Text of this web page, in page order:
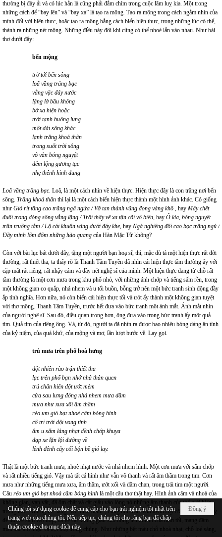
thường bị đày ải và có lúc hẳn là cũng phải đắm chìm trong cuộc lâm luỵ kia. Một trong
những cách để “bay lên” và “bay xa” là tạo ra mộng. Tạo ra mộng trong cách ngắm nhìn của
mình đối với hiện thực, hoặc tạo ra mộng bằng cách biến hiện thực, trong những lúc có thể,
thành ra những nét mộng. Những điều này đôi khi cũng có thể nhoè lẫn vào nhau. Như bài
thơ dưới đây:
bến mộng
trờ tới bến sông
loã vầng trăng bạc
vằng vặc đáy nước
lặng lờ bầu không
bờ xa hiện hoặc
trời tạnh buông lung
một dải sông khác
lạnh trăng khoả thân
trong suốt trời sông
vô vàn bóng nguyệt
đêm lộng gương tạc
nhẹ thênh hình dung
Loã vầng trăng bạc. Loã, là một cách nhìn về hiện thực. Hiện thực đây là con trăng nơi bến
sông. Trăng khoả thân thì lại là một cách biến hiện thực thành một hình ảnh khác. Có giống
như Gió rít tầng cao trăng ngã ngửa / Vỡ tan thành vũng đọng vàng khô , hay Mây chết
đuối trong dòng sông vắng lặng / Trôi thây về xa tận cõi vô biên, hay Ô kìa, bóng nguyệt
trần truồng tắm / Lộ cái khuôn vàng dưới đáy khe, hay Ngả nghiêng đồi cao bọc trăng ngủ /
Đầy mình lốm đốm những hào quang của Hàn Mặc Tử không?
Còn với bài lục bát dưới đây, tặng một người bạn hoạ sĩ, thì, mặc dù tả một hiện thực rất đời
thường, rất thiết tha, ta thấy rõ là Thanh Tâm Tuyền đã nhìn cái hiện thực tầm thường ấy với
cặp mắt rất riêng, rất nhậy cảm và đầy nét nghệ sĩ của mình. Một hiện thực đang từ chỗ rất
tầm thường là một cơn mưa trong khu phố nhỏ, với những ánh chớp và tiếng sấm rền, trong
một không gian co quắp, nhá nhem và u tối buồn, bỗng trở nên một bức tranh sinh động đầy
ắp tình nghĩa. Hơn nữa, nó còn biến cái hiện thực tối và ướt ấy thành một không gian tuyệt
vời thơ mộng. Thanh Tâm Tuyền, trước hết đưa vào bức tranh một ánh mắt. Ánh mắt nhìn
của người nghệ sĩ. Sau đó, điều quan trọng hơn, ông đưa vào trong bức tranh ấy một quả
tim. Quả tim của riêng ông. Và, từ đó, người ta đã nhìn ra được bao nhiêu bóng dáng ân tình
của kỷ niệm, của quá khứ, của mộng và mơ, lần lượt bước về. Lay gọi.
trú mưa trên phố hoà hưng
đột nhiên rào trận thiết tha
lạc trên phố bạn nhớ nhà thân quen
trú chân hiên dột ướt mèm
cửa sau lưng đóng nhá nhem mưa dầm
mưa như xưa xối âm thầm
réo um gió bạt nhoè câm bóng hình
cố tri trời dội vong tình
âm u sấm lảng nhạt dềnh chớp khuya
đạp xe lặn lội đường về
lênh đênh cây cối bộn bề gió lay.
Thật là một bức tranh mưa, nhoè nhạt nước và nhá nhem hình. Một cơn mưa với sấm chớp
và rất nhiều tiếng gió. Vậy mà tất cả hình như vẫn vô thanh và rất âm thầm trong tim. Cơn
mưa như những tiếng mưa xưa, âm thầm, ướt xối và dầm chan, trong trái tim một người.
Câu réo um gió bạt nhoà câm bóng hình là một câu thơ thật hay. Hình ảnh câm và nhoà của
không gian, vạn vật, đã ôm chặt và cất giấu vào lòng nó những âm thanh của thế giới hiện
tượng kia. Những từ “lảng” và “nhạt dềnh”, cũng như câulênh đênh cây cối bộn bề gió lay,
để nói về sấm và chớp, và về cái không gian xao động lênh đênh của đêm tối, mang đậm
màu sắc âm nhạc và hội hoạ trong chúng. Như những bệt màu chỗ nhoà nhạt, chỗ loé sáng,
Đồng ý
Chúng tôi sử dụng cookie để cung cấp cho bạn trải nghiệm tốt nhất trên
trang web của chúng tôi. Nếu tiếp tục, chúng tôi cho rằng bạn đã chấp
thuận cookie cho mục đích này.